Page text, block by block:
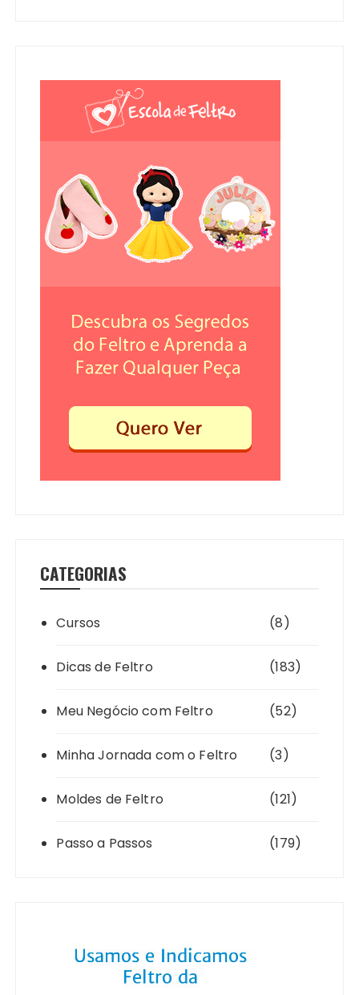
CATEGORIAS
Cursos (8)
Dicas de Feltro (183)
Meu Negócio com Feltro (52)
Minha Jornada com o Feltro (3)
Moldes de Feltro (121)
Passo a Passos (179)